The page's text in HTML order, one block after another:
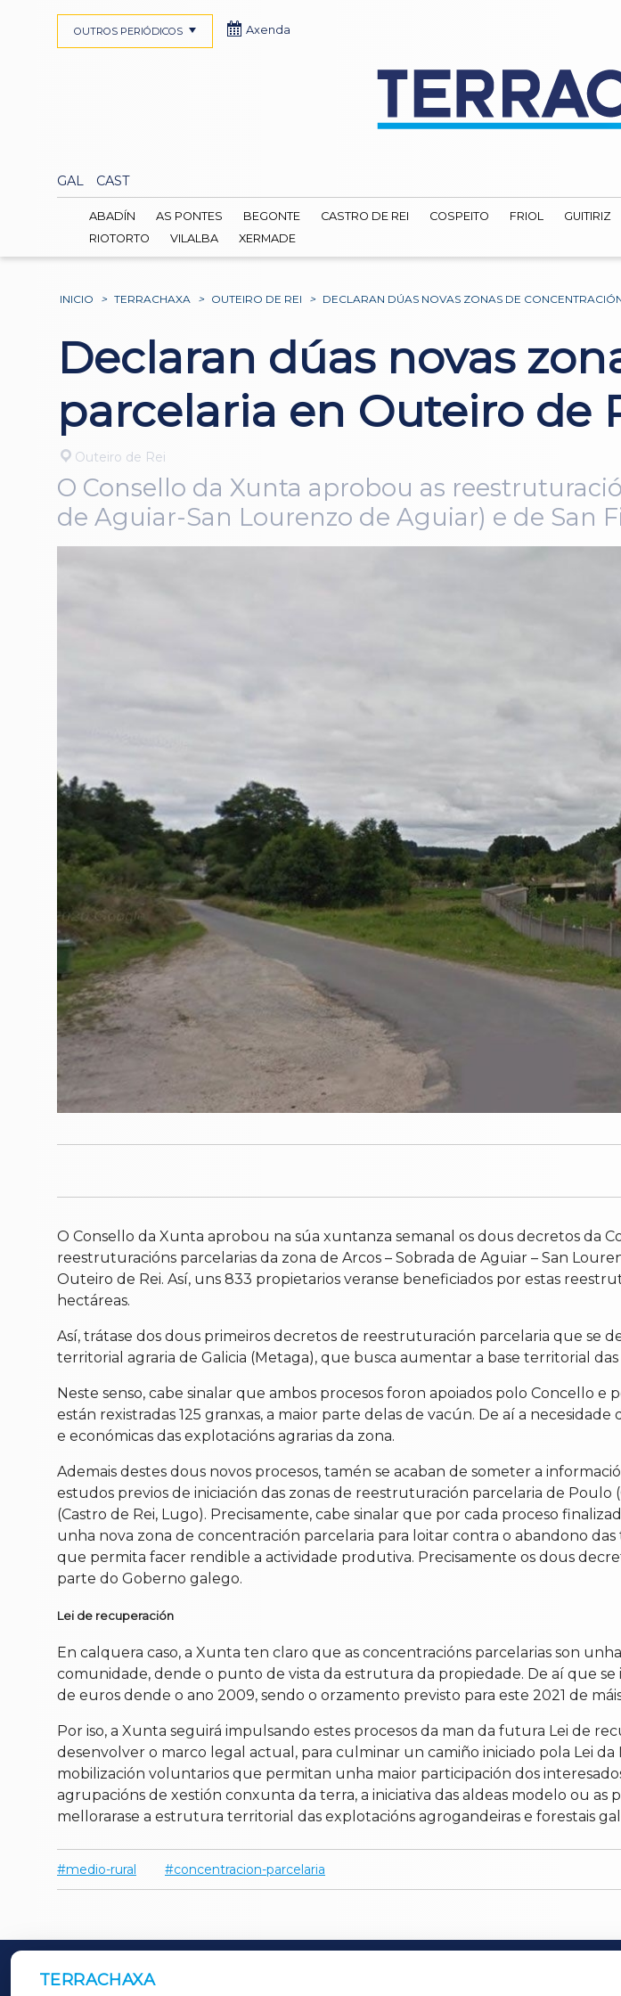
GAL CAST
OUTROS PERIÓDICOS Axenda
ABADÍN AS PONTES BEGONTE CASTRO DE REI COSPEITO FRIOL GUITIRIZ
RIOTORTO
VILALBA XERMADE
INICIO > TERRACHAXA > OUTEIRO DE REI > DECLARAN DÚAS NOVAS ZONAS DE
Declaran dúas novas
parcelaria en Outeiro de
Outeiro de Rei
O Consello da Xunta aprobou as
de Aguiar-San Lourenzo de Aguiar) e de San
O Consello da Xunta aprobou na súa xuntanza semanal os dous decretos da
reestruturacións parcelarias da zona de Arcos – Sobrada de Aguiar – San
Outeiro de Rei. Así, uns 833 propietarios veranse beneficiados por estas
hectáreas.
Así, trátase dos dous primeiros decretos de reestruturación parcelaria que se
territorial agraria de Galicia (Metaga), que busca aumentar a base territorial
Neste senso, cabe sinalar que ambos procesos foron apoiados polo Concello
están rexistradas 125 granxas, a maior parte delas de vacún. De aí a
e económicas das explotacións agrarias da zona.
Ademais destes dous novos procesos, tamén se acaban de someter a
estudos previos de iniciación das zonas de reestruturación parcelaria de Poulo
(Castro de Rei, Lugo). Precisamente, cabe sinalar que por cada proceso
unha nova zona de concentración parcelaria para loitar contra o abandono
que permita facer rendible a actividade produtiva. Precisamente os dous
parte do Goberno galego.
Lei de recuperación
En calquera caso, a Xunta ten claro que as concentracións parcelarias son
comunidade, dende o punto de vista da estrutura da propiedade. De aí que
de euros dende o ano 2009, sendo o orzamento previsto para este 2021 de
Por iso, a Xunta seguirá impulsando estes procesos da man da futura Lei de
desenvolver o marco legal actual, para culminar un camiño iniciado pola Lei da
mobilización voluntarios que permitan unha maior participación dos
agrupacións de xestión conxunta da terra, a iniciativa das aldeas modelo ou
mellorarase a estrutura territorial das explotacións agrogandeiras e forestais
medio-rural concentracion-parcelaria
TERRACHAXA
OUTROS PERIÓDICOS